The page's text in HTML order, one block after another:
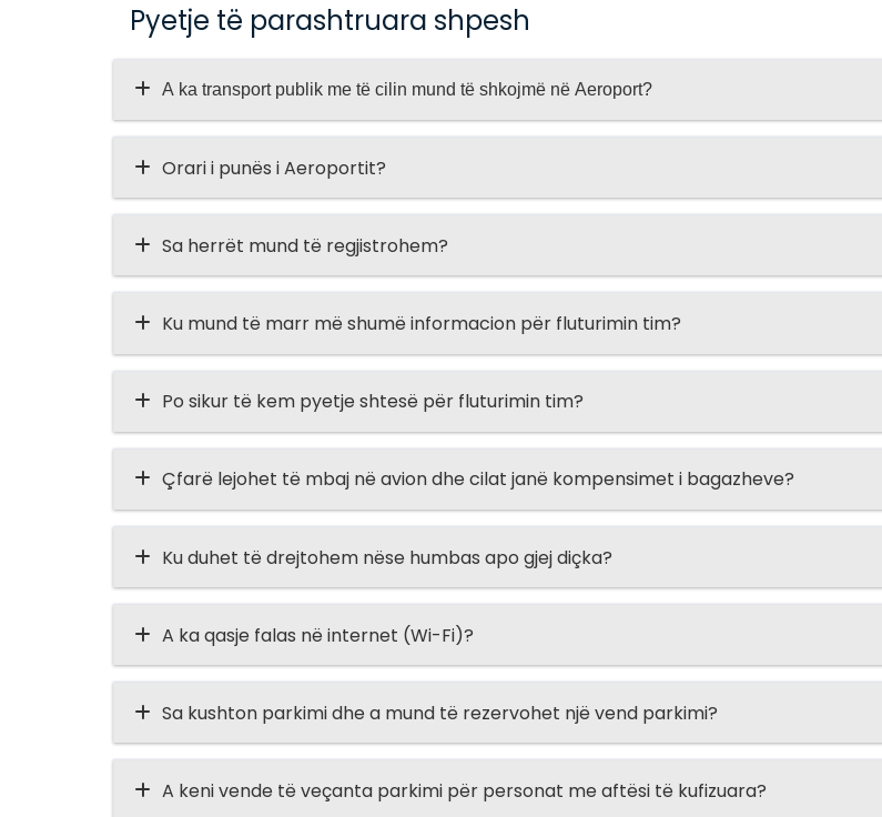
Pyetje të parashtruara shpesh
A ka transport publik me të cilin mund të shkojmë në Aeroport?
Orari i punës i Aeroportit?
Sa herrët mund të regjistrohem?
Ku mund të marr më shumë informacion për fluturimin tim?
Po sikur të kem pyetje shtesë për fluturimin tim?
Çfarë lejohet të mbaj në avion dhe cilat janë kompensimet i bagazheve?
Ku duhet të drejtohem nëse humbas apo gjej diçka?
A ka qasje falas në internet (Wi-Fi)?
Sa kushton parkimi dhe a mund të rezervohet një vend parkimi?
A keni vende të veçanta parkimi për personat me aftësi të kufizuara?